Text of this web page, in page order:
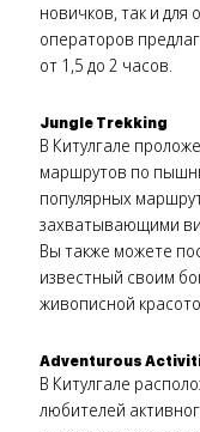
новичков, так и
операторов
от 1,5 до 2 часов.
Jungle Trekking
В Китулгале
маршрутов по
популярных
захватывающими
Вы также можете
известный своим
живописной
Adventurous
В Китулгале
любителей